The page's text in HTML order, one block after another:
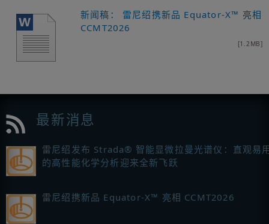
新闻稿： 雷尼绍携新品 Equator-X™ 亮相
CCMT2026
[1.2MB]
最新消息
雷尼绍发布 Strada® 智能显微拉曼光谱仪：直观易
的高性能化学分析迎来全新飞跃
雷尼绍携新品 Equator-X™ 亮相 CCMT2026